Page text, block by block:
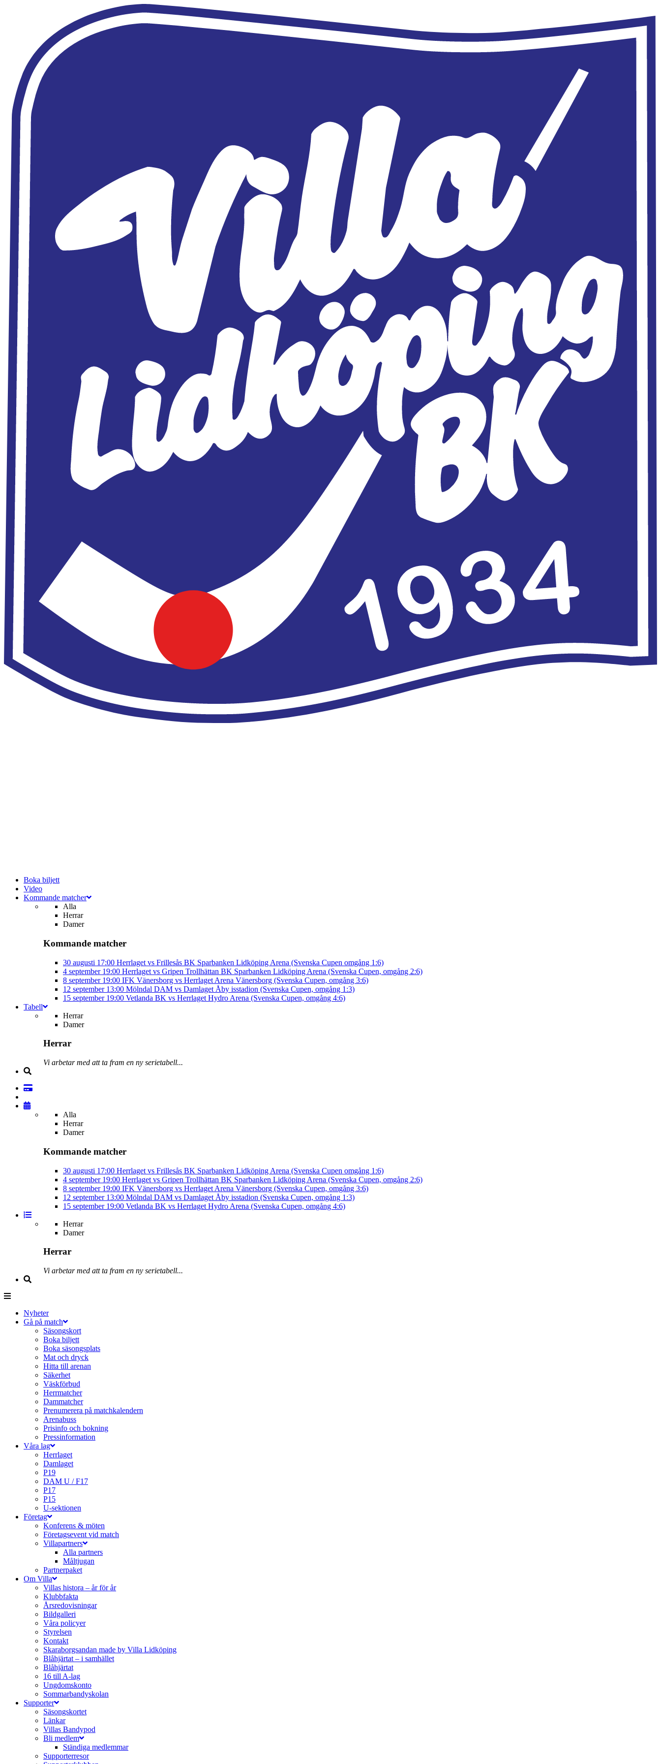
Boka biljett
Video
Kommande matcher
Alla
Herrar
Damer
Kommande matcher
30 augusti 17:00 Herrlaget vs Frillesås BK Sparbanken Lidköping Arena (Svenska Cupen omgång 1:6)
4 september 19:00 Herrlaget vs Gripen Trollhättan BK Sparbanken Lidköping Arena (Svenska Cupen, omgång 2:6)
8 september 19:00 IFK Vänersborg vs Herrlaget Arena Vänersborg (Svenska Cupen, omgång 3:6)
12 september 13:00 Mölndal DAM vs Damlaget Åby isstadion (Svenska Cupen, omgång 1:3)
15 september 19:00 Vetlanda BK vs Herrlaget Hydro Arena (Svenska Cupen, omgång 4:6)
Tabell
Herrar
Damer
Herrar
Vi arbetar med att ta fram en ny serietabell...
Alla
Herrar
Damer
Kommande matcher
30 augusti 17:00 Herrlaget vs Frillesås BK Sparbanken Lidköping Arena (Svenska Cupen omgång 1:6)
4 september 19:00 Herrlaget vs Gripen Trollhättan BK Sparbanken Lidköping Arena (Svenska Cupen, omgång 2:6)
8 september 19:00 IFK Vänersborg vs Herrlaget Arena Vänersborg (Svenska Cupen, omgång 3:6)
12 september 13:00 Mölndal DAM vs Damlaget Åby isstadion (Svenska Cupen, omgång 1:3)
15 september 19:00 Vetlanda BK vs Herrlaget Hydro Arena (Svenska Cupen, omgång 4:6)
Herrar
Damer
Herrar
Vi arbetar med att ta fram en ny serietabell...
Nyheter
Gå på match
Säsongskort
Boka biljett
Boka säsongsplats
Mat och dryck
Hitta till arenan
Säkerhet
Väskförbud
Herrmatcher
Dammatcher
Prenumerera på matchkalendern
Arenabuss
Prisinfo och bokning
Pressinformation
Våra lag
Herrlaget
Damlaget
P19
DAM U / F17
P17
P15
U-sektionen
Företag
Konferens & möten
Företagsevent vid match
Villapartners
Alla partners
Måltjugan
Partnerpaket
Om Villa
Villas histora – år för år
Klubbfakta
Årsredovisningar
Bildgalleri
Våra policyer
Styrelsen
Kontakt
Skaraborgsandan made by Villa Lidköping
Blåhjärtat – i samhället
Blåhjärtat
16 till A-lag
Ungdomskonto
Sommarbandyskolan
Supporter
Säsongskortet
Länkar
Villas Bandypod
Bli medlem
Ständiga medlemmar
Supporterresor